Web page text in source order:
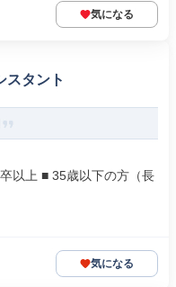
気になる
スタント
以上 ■ 35歳以下の方（長
気になる